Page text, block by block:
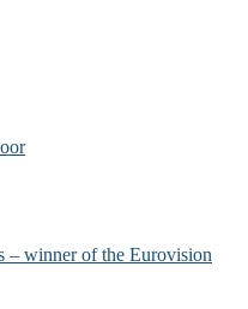
– winner of the Eurovision